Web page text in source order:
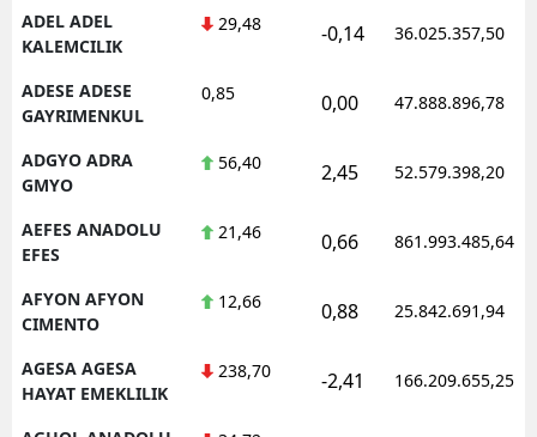
ADEL ADEL
KALEMCILIK
29,48 -0,14 36.025.357,50
ADESE ADESE
GAYRIMENKUL
0,85 0,00 47.888.896,78
ADGYO ADRA
GMYO
56,40 2,45 52.579.398,20
AEFES ANADOLU
EFES
21,46 0,66 861.993.485,64
AFYON AFYON
CIMENTO
12,66 0,88 25.842.691,94
AGESA AGESA
HAYAT EMEKLILIK
238,70 -2,41 166.209.655,25